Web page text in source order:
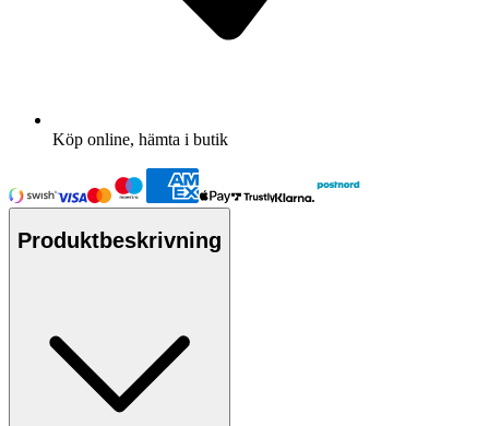
Köp online, hämta i butik
Produktbeskrivning